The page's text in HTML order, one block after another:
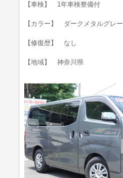
【車検】 1年車検整備付
【カラー】 ダークメタルグレー
【修復歴】 なし
【地域】 神奈川県